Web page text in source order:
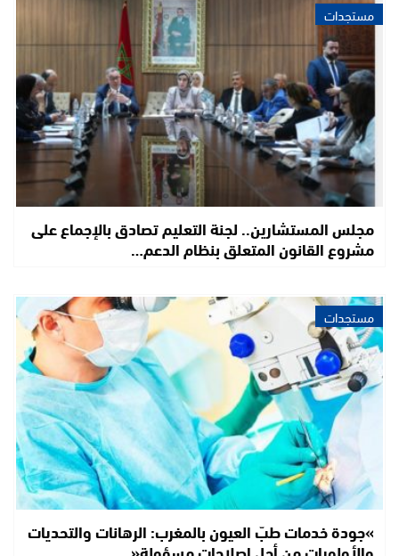
مستجدات
مجلس المستشارين.. لجنة التعليم تصادق بالإجماع على
مشروع القانون المتعلق بنظام الدعم…
مستجدات
»جودة خدمات طبّ العيون بالمغرب: الرهانات والتحديات